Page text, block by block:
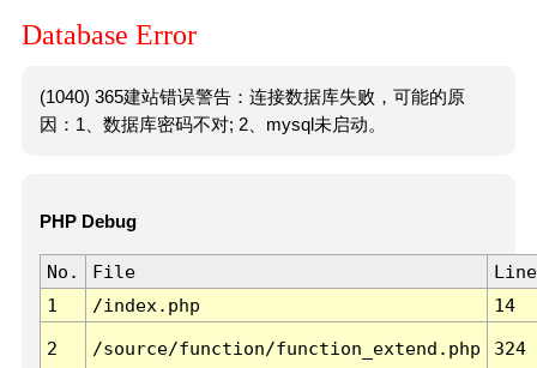
Database Error
(1040) 365建站错误警告：连接数据库失败，可能的原
因：1、数据库密码不对; 2、mysql未启动。
PHP Debug
No. File
Line
1
/index.php 14
2 /source/function/function_extend.php 324